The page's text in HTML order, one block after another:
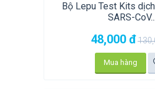
Bộ Lepu Test Kits
SARS-CoV...
48,000 đ
Mua hàng